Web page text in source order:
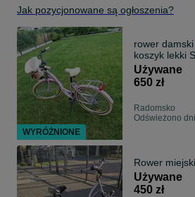
Jak pozycjonowane są ogłoszenia?
rower
koszyk lekki
Używane
650 zł
Radomsko
Odświeżono
Rower
Używane
450 zł
WYRÓŻNIONE